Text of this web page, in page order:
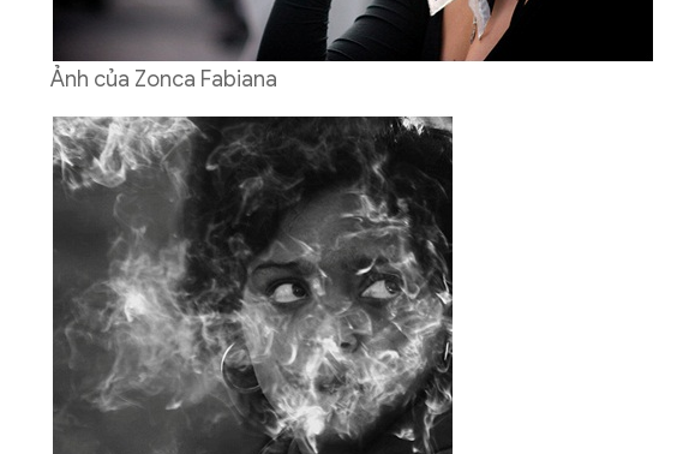
Ảnh của Zonca Fabiana